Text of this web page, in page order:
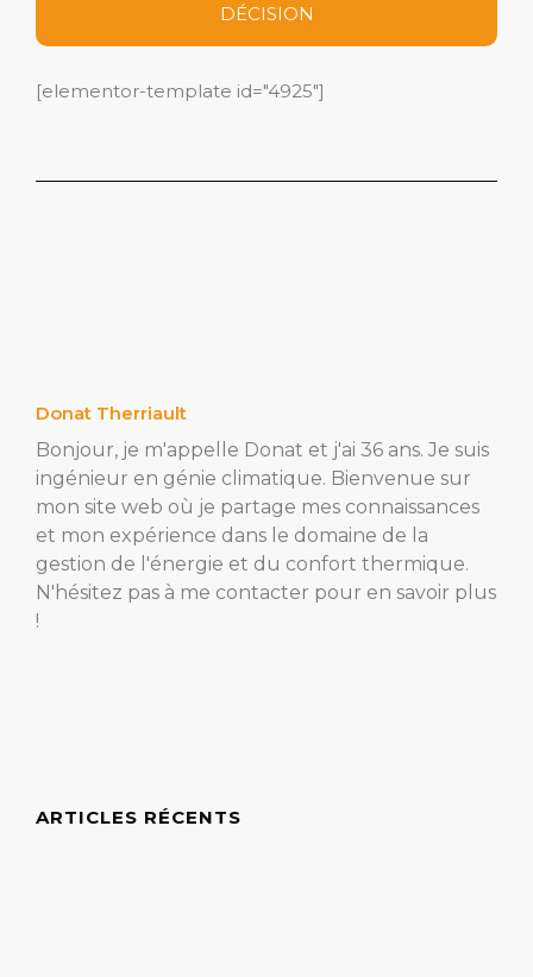
DÉCISION
[elementor-template id="4925"]
Donat Therriault
Bonjour, je m'appelle Donat et j'ai 36 ans. Je suis
ingénieur en génie climatique. Bienvenue sur
mon site web où je partage mes connaissances
et mon expérience dans le domaine de la
gestion de l'énergie et du confort thermique.
N'hésitez pas à me contacter pour en savoir plus
!
ARTICLES RÉCENTS